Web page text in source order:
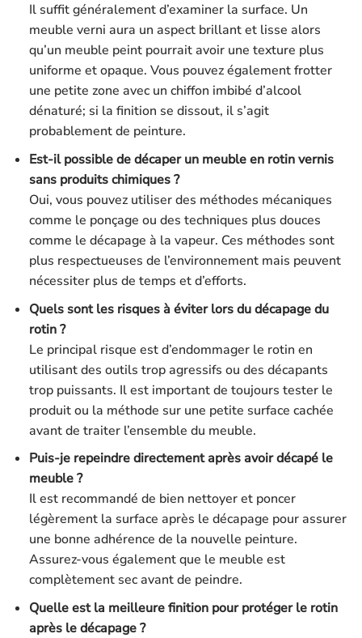
Il suffit généralement d’examiner la surface. Un
meuble verni aura un aspect brillant et lisse alors
qu’un meuble peint pourrait avoir une texture plus
uniforme et opaque. Vous pouvez également frotter
une petite zone avec un chiffon imbibé d’alcool
dénaturé; si la finition se dissout, il s’agit
probablement de peinture.
Est-il possible de décaper un meuble en rotin vernis
sans produits chimiques ?
Oui, vous pouvez utiliser des méthodes mécaniques
comme le ponçage ou des techniques plus douces
comme le décapage à la vapeur. Ces méthodes sont
plus respectueuses de l’environnement mais peuvent
nécessiter plus de temps et d’efforts.
Quels sont les risques à éviter lors du décapage du
rotin ?
Le principal risque est d’endommager le rotin en
utilisant des outils trop agressifs ou des décapants
trop puissants. Il est important de toujours tester le
produit ou la méthode sur une petite surface cachée
avant de traiter l’ensemble du meuble.
Puis-je repeindre directement après avoir décapé le
meuble ?
Il est recommandé de bien nettoyer et poncer
légèrement la surface après le décapage pour assurer
une bonne adhérence de la nouvelle peinture.
Assurez-vous également que le meuble est
complètement sec avant de peindre.
Quelle est la meilleure finition pour protéger le rotin
après le décapage ?